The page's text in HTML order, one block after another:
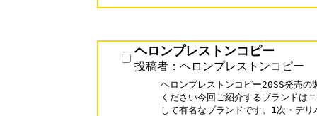
ヘロンプレストンコピー
投稿者：ヘロンプレストンコピー
ヘロンプレストンコピー20SS発売
ください今回ご紹介するブランドは
して有名なブランドです。1次・デ